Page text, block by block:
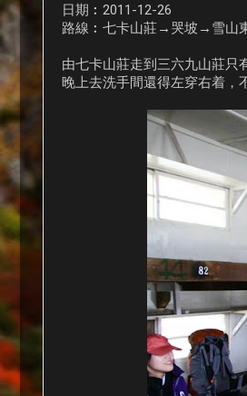
日期︰2011-12-26
路線︰七卡山莊→哭坡→雪山
由七卡山莊走到三六九山莊只
晚上去洗手間還得左穿右着，